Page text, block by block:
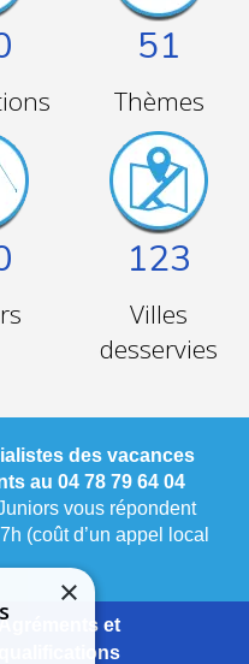
51
Thèmes
123
Villes
desservies
des vacances
au 04 78 79 64 04
vous répondent
(coût d’un appel local
Agréments et
qualifications
×